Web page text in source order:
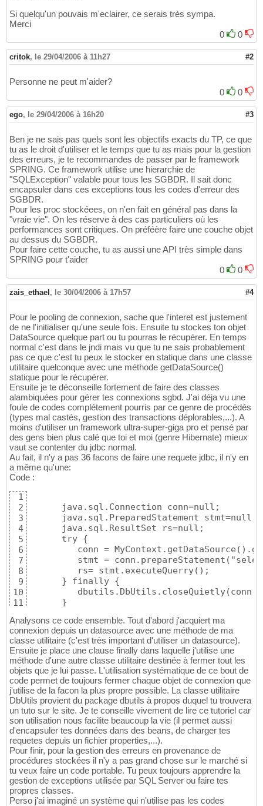
Si quelqu'un pouvais m'eclairer, ce serais très sympa.
Merci
0
0
critok, le 29/04/2006 à 11h27 #2
Personne ne peut m'aider?
0
0
ego, le 29/04/2006 à 16h20 #3
Ben je ne sais pas quels sont les objectifs exacts du TP, ce que
tu as le droit d'utiliser et le temps que tu as mais pour la gestion
des erreurs, je te recommandes de passer par le framework
SPRING. Ce framework utilise une hierarchie de
"SQLException" valable pour tous les SGBDR. Il sait donc
encapsuler dans ces exceptions tous les codes d'erreur des
SGBDR.
Pour les proc stockéees, on n'en fait en général pas dans la
"vraie vie". On les réserve à des cas particuliers où les
performances sont critiques. On préféère faire une couche objet
au dessus du SGBDR.
Pour faire cette couche, tu as aussi une API très simple dans
SPRING pour t'aider
0
0
zais_ethael , le 30/04/2006 à 17h57 #4
Pour le pooling de connexion, sache que l'interet est justement
de ne l'initialiser qu'une seule fois. Ensuite tu stockes ton objet
DataSource quelque part ou tu pourras le récupérer. En temps
normal c'est dans le jndi mais vu que tu ne sais probablement
pas ce que c'est tu peux le stocker en statique dans une classe
utilitaire quelconque avec une méthode getDataSource()
statique pour le récupérer.
Ensuite je te déconseille fortement de faire des classes
alambiquées pour gérer tes connexions sgbd. J'ai déja vu une
foule de codes complétement pourris par ce genre de procédés
(types mal castés, gestion des transactions déplorables,...). A
moins d'utiliser un framework ultra-super-giga pro et pensé par
des gens bien plus calé que toi et moi (genre Hibernate) mieux
vaut se contenter du jdbc normal.
Au fait, il n'y a pas 36 facons de faire une requete jdbc, il n'y en
a même qu'une:
Code :
1
2
3
4
5
6
7
8
9
10
11
      java.sql.Connection conn=null;
      java.sql.PreparedStatement stmt=null;
      java.sql.ResultSet rs=null;
      try {
conn =
stmt =
         rs= stmt.executeQuerry();
      } finally {
      }
Analysons ce code ensemble. Tout d'abord j'acquiert ma
connexion depuis un datasource avec une méthode de ma
classe utilitaire (c'est très important d'utiliser un datasource).
Ensuite je place une clause finally dans laquelle j'utilise une
méthode d'une autre classe utilitaire destinée à fermer tout les
objets que je lui passe. L'utilisation systématique de ce bout de
code permet de toujours fermer chaque objet de connexion que
j'utilise de la facon la plus propre possible. La classe utilitaire
DbUtils provient du package dbutils à propos duquel tu trouvera
un tuto sur le site. Je te conseille vivement de lire ce tutoriel car
son utilisation nous facilite beaucoup la vie (il permet aussi
d'encapsuler tes données dans des beans, de charger tes
requetes depuis un fichier properties,...).
Pour finir, pour la gestion des erreurs en provenance de
procédures stockées il n'y a pas grand chose sur le marché si
tu veux faire un code portable. Tu peux toujours apprendre la
gestion de exceptions utilisée par SQL Server ou faire tes
propres classes.
Perso j'ai imaginé un système qui n'utilise pas les codes